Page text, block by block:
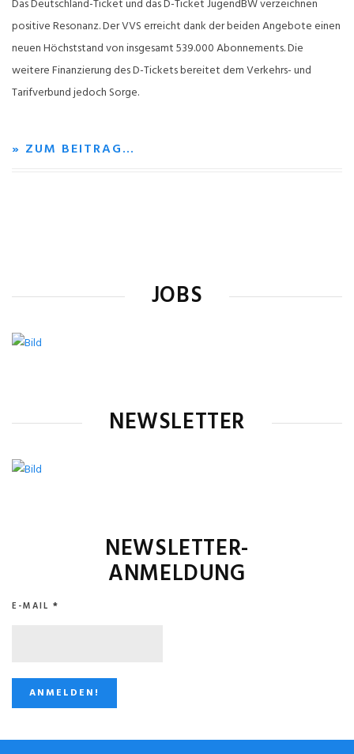
Das Deutschland-Ticket und das D-Ticket JugendBW verzeichnen
positive Resonanz. Der VVS erreicht dank der beiden Angebote einen
neuen Höchststand von insgesamt 539.000 Abonnements. Die
weitere Finanzierung des D-Tickets bereitet dem Verkehrs- und
Tarifverbund jedoch Sorge.
» ZUM BEITRAG…
JOBS
NEWSLETTER
NEWSLETTER-
ANMELDUNG
E-MAIL *